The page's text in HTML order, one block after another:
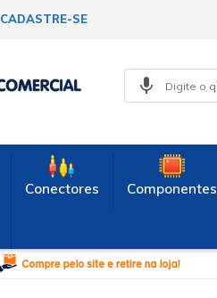
CADASTRE-SE
Conectores Componentes